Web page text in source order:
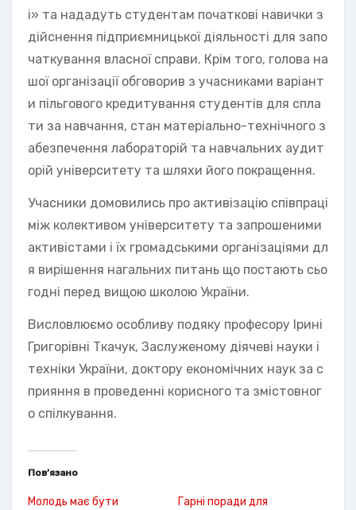
і» та нададуть студентам початкові навички з
дійснення підприємницької діяльності для запо
чаткування власної справи. Крім того, голова на
шої організації обговорив з учасниками варіант
и пільгового кредитування студентів для спла
ти за навчання, стан матеріально-технічного з
абезпечення лабораторій та навчальних аудит
орій університету та шляхи його покращення.
Учасники домовились про активізацію співпраці
між колективом університету та запрошеними
активістами і їх громадськими організаціями дл
я вирішення нагальних питань що постають сьо
годні перед вищою школою України.
Висловлюємо особливу подяку професору Ірині
Григорівні Ткачук, Заслуженому діячеві науки і
техніки України, доктору економічних наук за с
прияння в проведенні корисного та змістовног
о спілкування.
Пов’язано
Молодь має бути
Гарні поради для